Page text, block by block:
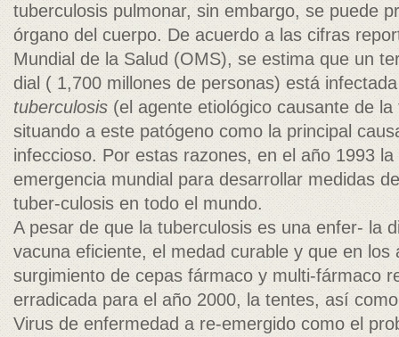
tuberculosis pulmonar, sin embargo, se puede
órgano del cuerpo. De acuerdo a las cifras
Mundial de la Salud (OMS), se estima que un
dial ( 1,700 millones de personas) está
tuberculosis (el agente etiológico causante de
situando a este patógeno como la principal
infeccioso. Por estas razones, en el año 1993
emergencia mundial para desarrollar medidas
tuber-culosis en todo el mundo.
A pesar de que la tuberculosis es una enfer- la
vacuna eficiente, el medad curable y que en los
surgimiento de cepas fármaco y multi-fármaco
erradicada para el año 2000, la tentes, así
Virus de enfermedad a re-emergido como el